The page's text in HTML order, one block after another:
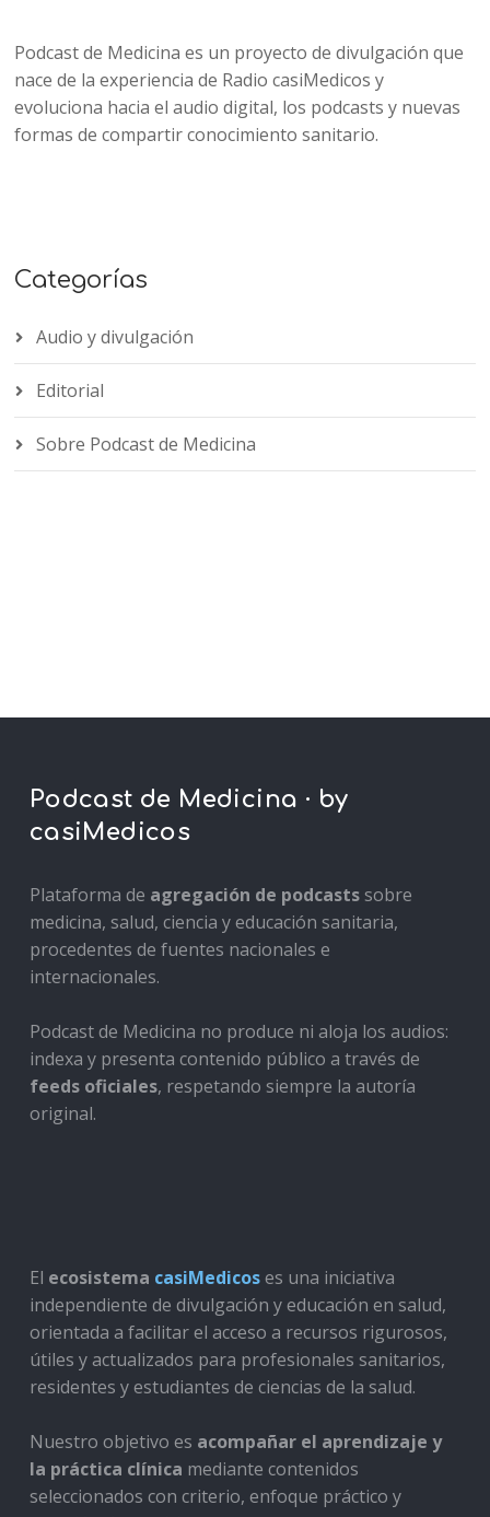
Podcast de Medicina es un proyecto de divulgación que
nace de la experiencia de Radio casiMedicos y
evoluciona hacia el audio digital, los podcasts y nuevas
formas de compartir conocimiento sanitario.
Categorías
Audio y divulgación
Editorial
Sobre Podcast de Medicina
Podcast de Medicina · by
casiMedicos
Plataforma de agregación de podcastssobre
medicina, salud, ciencia y educación sanitaria,
procedentes de fuentes nacionales e
internacionales.
Podcast de Medicina no produce ni aloja los audios:
indexa y presenta contenido público a través de
feeds oficiales, respetando siempre la autoría
original.
El ecosistema casiMedicoses una iniciativa
independiente de divulgación y educación en salud,
orientada a facilitar el acceso a recursos rigurosos,
útiles y actualizados para profesionales sanitarios,
residentes y estudiantes de ciencias de la salud.
Nuestro objetivo es acompañar el aprendizaje y
la práctica clínica mediante contenidos
seleccionados con criterio, enfoque práctico y